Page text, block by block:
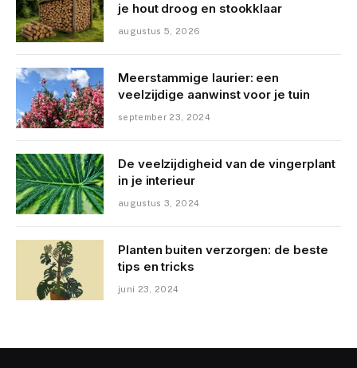
je hout droog en stookklaar
augustus 5, 2026
Meerstammige laurier: een
veelzijdige aanwinst voor je tuin
september 23, 2024
De veelzijdigheid van de vingerplant
in je interieur
augustus 3, 2024
Planten buiten verzorgen: de beste
tips en tricks
juni 23, 2024